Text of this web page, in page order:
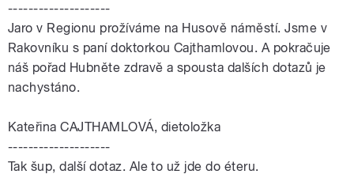
--------------------
Jaro v Regionu prožíváme na Husově náměstí. Jsme v
Rakovníku s paní doktorkou Cajthamlovou. A pokračuje
náš pořad Hubněte zdravě a spousta dalších dotazů je
nachystáno.
Kateřina CAJTHAMLOVÁ, dietoložka
--------------------
Tak šup, další dotaz. Ale to už jde do éteru.